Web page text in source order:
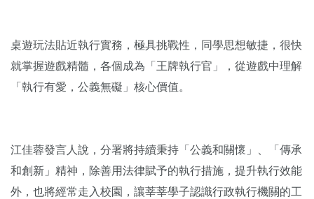
桌遊玩法貼近執行實務，極具挑戰性，同學思想敏捷，很快
就掌握遊戲精髓，各個成為「王牌執行官」，從遊戲中理解
「執行有愛，公義無礙」核心價值。
江佳蓉發言人說，分署將持續秉持「公義和關懷」、「傳承
和創新」精神，除善用法律賦予的執行措施，提升執行效能
外，也將經常走入校園，讓莘莘學子認識行政執行機關的工